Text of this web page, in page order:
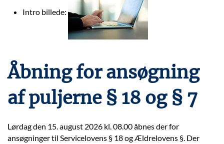
Intro billede:
Åbning for ansøgning
af puljerne § 18 og § 7
Lørdag den 15. august 2026 kl. 08.00 åbnes der for
ansøgninger til Servicelovens § 18 og Ældrelovens §. Der